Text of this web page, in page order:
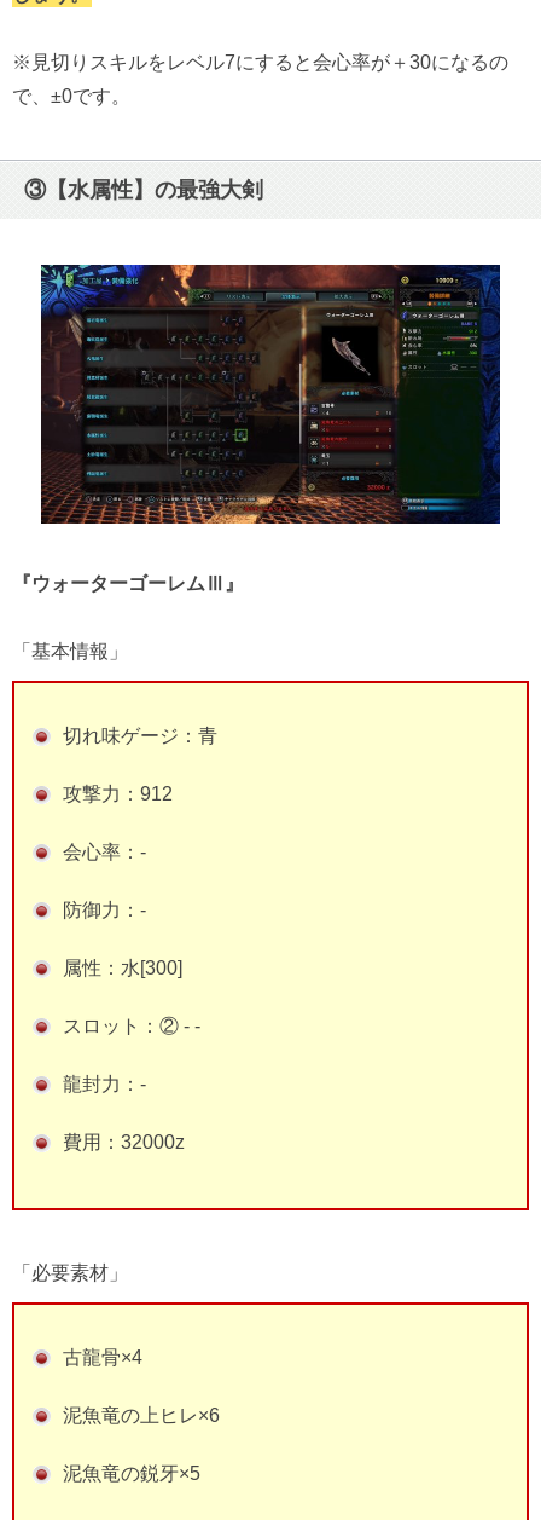
※見切りスキルをレベル7にすると会心率が＋30になるの
で、±0です。
③【水属性】の最強大剣
『ウォーターゴーレムⅢ』
「基本情報」
切れ味ゲージ：青
攻撃力：912
会心率：-
防御力：-
属性：水[300]
スロット：② - -
龍封力：-
費用：32000z
「必要素材」
古龍骨×4
泥魚竜の上ヒレ×6
泥魚竜の鋭牙×5